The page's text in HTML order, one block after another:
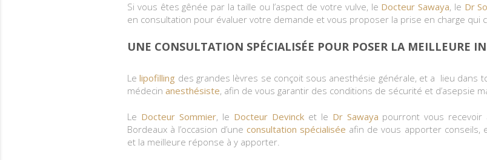
Si vous êtes gênée par la taille ou l’aspect de votre vulve, le Docteur Sawaya, le Dr
en consultation pour évaluer votre demande et vous proposer la prise en charge qui
UNE CONSULTATION SPÉCIALISÉE POUR POSER LA MEILLEURE
Lelipofilling des grandes lèvres se conçoit sous anesthésie générale, et a lieu dans
médecinanesthésiste, afin de vous garantir des conditions de sécurité et d’asepsie
Le Docteur Sommier, le Docteur Devincket le Dr Sawaya pourront vous recevoir
Bordeaux à l’occasion d’uneconsultation spécialisée afin de vous apporter conseils,
et la meilleure réponse à y apporter.